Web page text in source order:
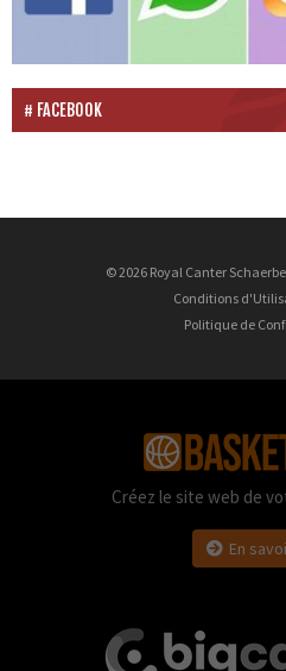
FACEBOOK
© 2026 Royal Canter
Conditions
Politique de
Créez le site web de
En